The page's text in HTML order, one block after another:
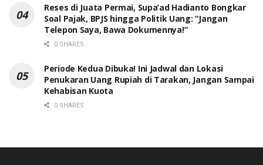
Reses di Juata Permai, Supa’ad Hadianto Bongkar
Soal Pajak, BPJS hingga Politik Uang: “Jangan
Telepon Saya, Bawa Dokumennya!”
0 SHARES
Periode Kedua Dibuka! Ini Jadwal dan Lokasi
Penukaran Uang Rupiah di Tarakan, Jangan Sampai
Kehabisan Kuota
0 SHARES